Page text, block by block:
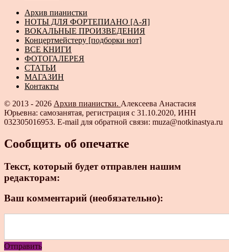
Архив пианистки
НОТЫ ДЛЯ ФОРТЕПИАНО [А-Я]
ВОКАЛЬНЫЕ ПРОИЗВЕДЕНИЯ
Концертмейстеру [подборки нот]
ВСЕ КНИГИ
ФОТОГАЛЕРЕЯ
СТАТЬИ
МАГАЗИН
Контакты
© 2013 - 2026 Архив пианистки. Алексеева Анастасия
Юрьевна: самозанятая, регистрация с 31.10.2020, ИНН
032305016953. E-mail для обратной связи: muza@notkinastya.ru
Сообщить об опечатке
Текст, который будет отправлен нашим
редакторам:
Ваш комментарий (необязательно):
Отправить